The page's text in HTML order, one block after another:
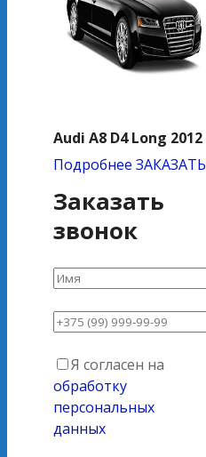
Audi A8 D4 Long 2012
Подробнее ЗАКАЗАТЬ
Заказать
звонок
Я согласен на
обработку
персональных
данных